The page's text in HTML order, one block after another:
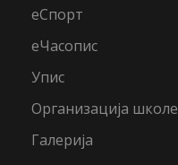
еСпорт
еЧасопис
Упис
Организација школе
Галерија